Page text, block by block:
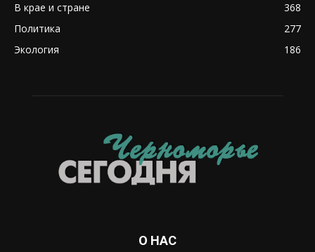
В крае и стране
368
Политика
277
Экология
186
О НАС